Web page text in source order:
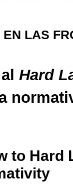
LAS
Hard
to Hard